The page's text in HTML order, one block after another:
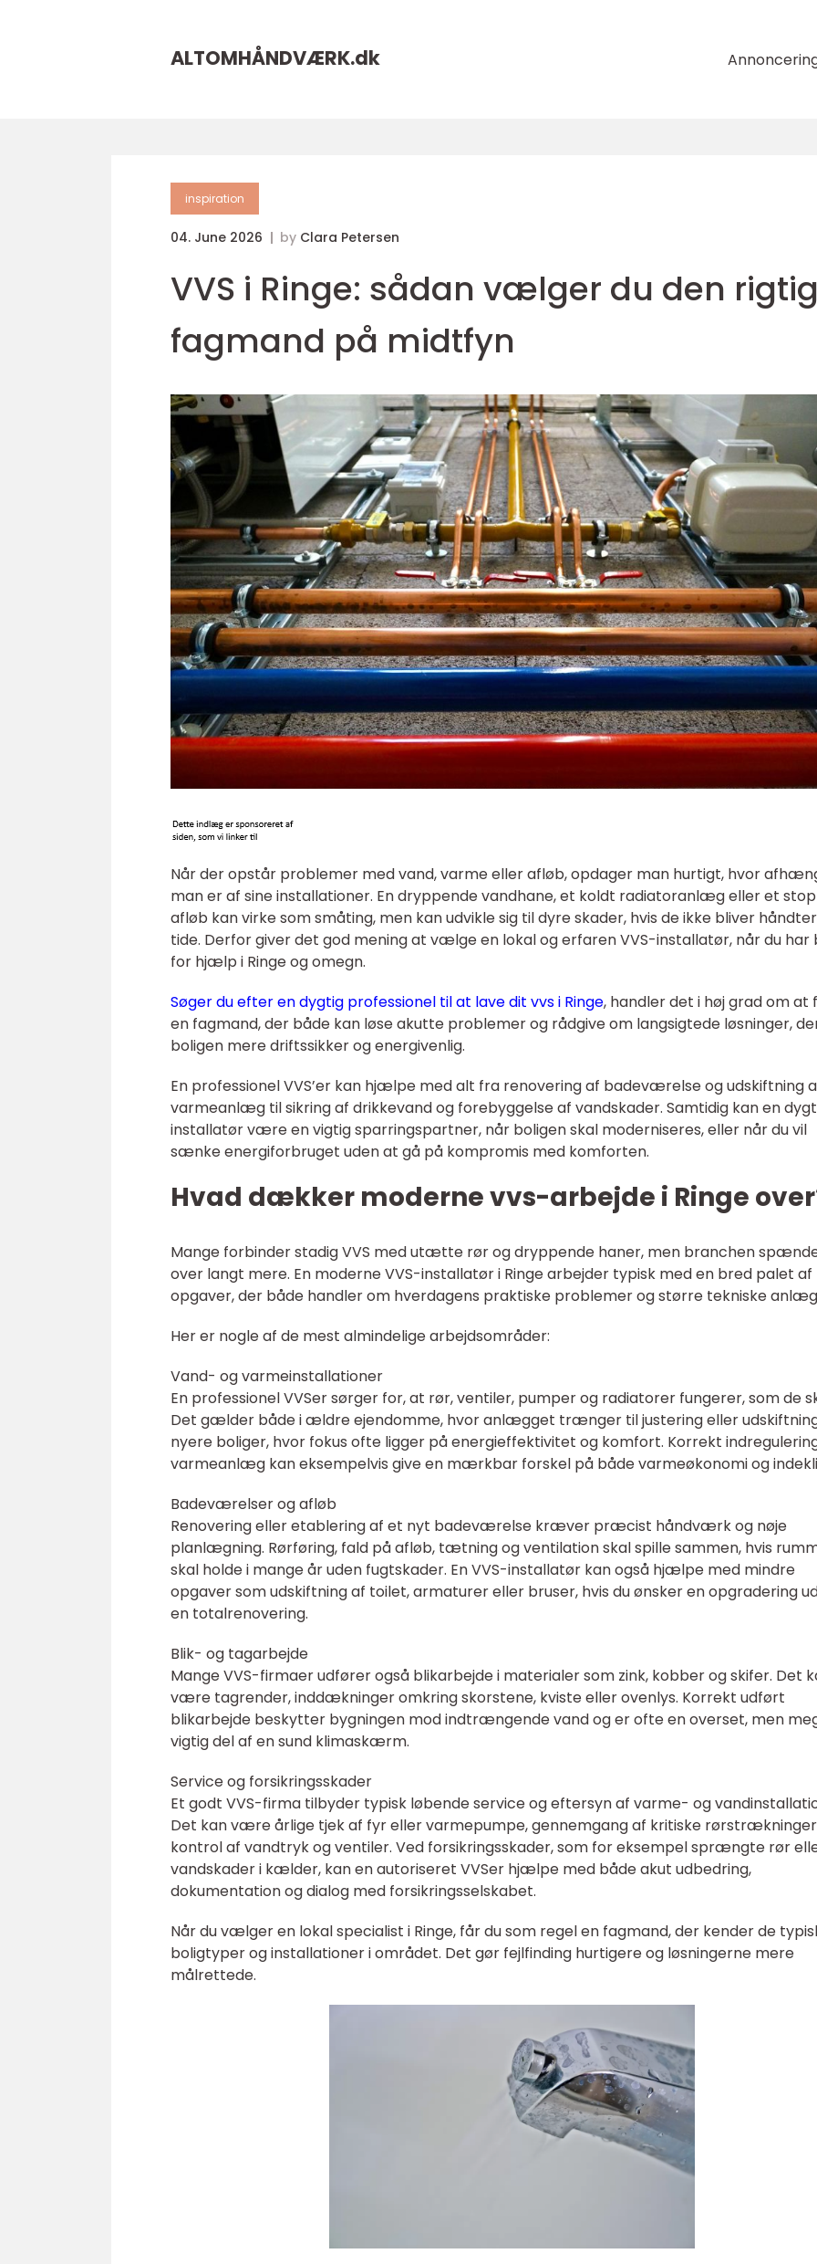
ALTOMHÅNDVÆRK.dk
inspiration
04. June 2026 by Clara Petersen
VVS i Ringe: sådan vælger du den
fagmand på midtfyn
Når der opstår problemer med vand, varme eller afløb, opdager man hurtigt, hvor
man er af sine installationer. En dryppende vandhane, et koldt radiatoranlæg eller et
afløb kan virke som småting, men kan udvikle sig til dyre skader, hvis de ikke bliver
tide. Derfor giver det god mening at vælge en lokal og erfaren VVS-installatør, når du har
for hjælp i Ringe og omegn.
Søger du efter en dygtig professionel til at lave dit vvs i Ringe, handler det i høj grad om at
en fagmand, der både kan løse akutte problemer og rådgive om langsigtede løsninger,
boligen mere driftssikker og energivenlig.
En professionel VVS’er kan hjælpe med alt fra renovering af badeværelse og udskiftning
varmeanlæg til sikring af drikkevand og forebyggelse af vandskader. Samtidig kan en
installatør være en vigtig sparringspartner, når boligen skal moderniseres, eller når du vil
sænke energiforbruget uden at gå på kompromis med komforten.
Hvad dækker moderne vvs-arbejde i Ringe
Mange forbinder stadig VVS med utætte rør og dryppende haner, men branchen
over langt mere. En moderne VVS-installatør i Ringe arbejder typisk med en bred palet af
opgaver, der både handler om hverdagens praktiske problemer og større tekniske
Her er nogle af de mest almindelige arbejdsområder:
Vand- og varmeinstallationer
En professionel VVSer sørger for, at rør, ventiler, pumper og radiatorer fungerer, som de
Det gælder både i ældre ejendomme, hvor anlægget trænger til justering eller
nyere boliger, hvor fokus ofte ligger på energieffektivitet og komfort. Korrekt
varmeanlæg kan eksempelvis give en mærkbar forskel på både varmeøkonomi og
Badeværelser og afløb
Renovering eller etablering af et nyt badeværelse kræver præcist håndværk og nøje
planlægning. Rørføring, fald på afløb, tætning og ventilation skal spille sammen, hvis
skal holde i mange år uden fugtskader. En VVS-installatør kan også hjælpe med mindre
opgaver som udskiftning af toilet, armaturer eller bruser, hvis du ønsker en opgradering
en totalrenovering.
Blik- og tagarbejde
Mange VVS-firmaer udfører også blikarbejde i materialer som zink, kobber og skifer. Det
være tagrender, inddækninger omkring skorstene, kviste eller ovenlys. Korrekt udført
blikarbejde beskytter bygningen mod indtrængende vand og er ofte en overset, men
vigtig del af en sund klimaskærm.
Service og forsikringsskader
Et godt VVS-firma tilbyder typisk løbende service og eftersyn af varme- og
Det kan være årlige tjek af fyr eller varmepumpe, gennemgang af kritiske
kontrol af vandtryk og ventiler. Ved forsikringsskader, som for eksempel sprængte rør
vandskader i kælder, kan en autoriseret VVSer hjælpe med både akut udbedring,
dokumentation og dialog med forsikringsselskabet.
Når du vælger en lokal specialist i Ringe, får du som regel en fagmand, der kender de
boligtyper og installationer i området. Det gør fejlfinding hurtigere og løsningerne mere
målrettede.